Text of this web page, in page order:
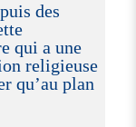
des
qui a une
religieuse
qu’au plan